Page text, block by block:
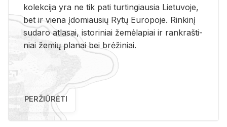
ko­lek­ci­ja yra ne tik pati tur­tin­giau­sia Lie­tu­vo­je,
bet ir vie­na įdo­miau­sių Rytų Eu­ro­po­je. Rin­ki­nį
su­da­ro at­la­sai, is­to­ri­niai že­mė­la­piai ir rank­raš­ti­
niai že­mių pla­nai bei brė­ži­niai.
PERŽIŪRĖTI